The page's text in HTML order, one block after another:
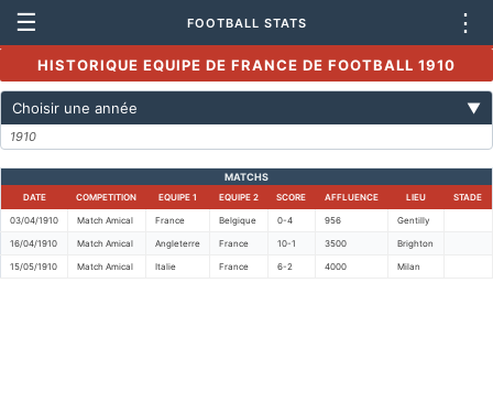
☰ FOOTBALL STATS ⋮
HISTORIQUE EQUIPE DE FRANCE DE FOOTBALL 1910
Choisir une année ▼
1910
MATCHS
DATE COMPETITION EQUIPE 1 EQUIPE 2 SCORE AFFLUENCE LIEU STADE
03/04/1910 Match Amical France Belgique 0-4 956 Gentilly
16/04/1910 Match Amical Angleterre France 10-1 3500 Brighton
15/05/1910 Match Amical Italie France 6-2 4000 Milan